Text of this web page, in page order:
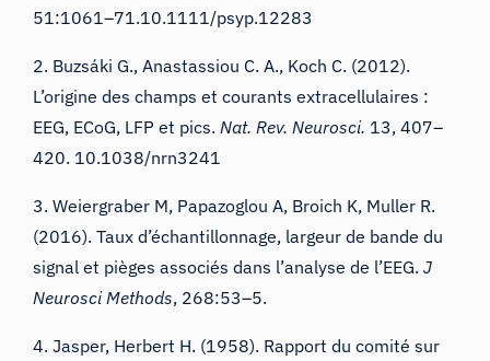
51:1061–71.10.1111/psyp.12283
2. Buzsáki G., Anastassiou C. A., Koch C. (2012).
L’origine des champs et courants extracellulaires :
EEG, ECoG, LFP et pics.Nat. Rev. Neurosci. 13, 407–
420. 10.1038/nrn3241
3. Weiergraber M, Papazoglou A, Broich K, Muller R.
(2016).Taux d’échantillonnage, largeur de bande du
signal et pièges associés dans l’analyse de l’EEG.J
Neurosci Methods, 268:53–5.
4. Jasper, Herbert H. (1958). Rapport du comité sur